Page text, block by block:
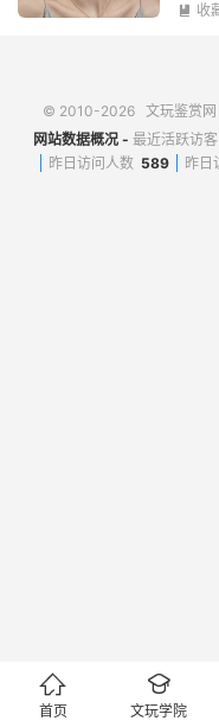
 收
© 2010-2026 文玩鉴赏网
网站数据概况 - 最近活跃访客
昨日访问人数 589 昨日

首页

文玩学院